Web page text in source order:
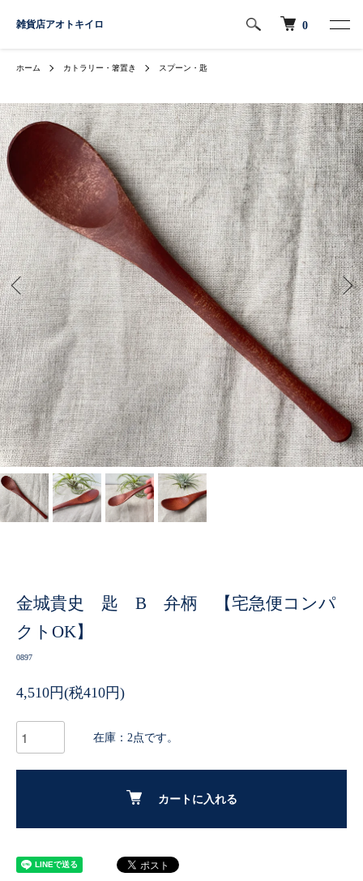
雑貨店アオトキイロ 0
ホーム カトラリー・箸置き スプーン・匙
金城貴史 匙 B 弁柄 【宅急便コンパ
クトOK】
0897
4,510円(税410円)
在庫：2点です。
カートに入れる